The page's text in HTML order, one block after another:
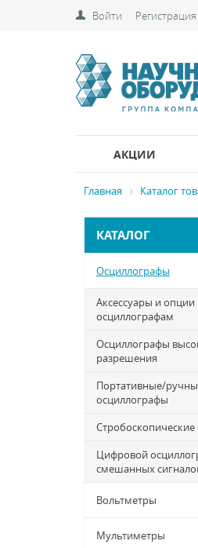
Войти Регистрация
АКЦИИ
Главная Каталог
КАТАЛОГ
Осциллографы
Аксессуары и опции
осциллографам
Осциллографы
разрешения
Портативные/
осциллографы
Цифровой
смешанных
Вольтметры
Мультиметры